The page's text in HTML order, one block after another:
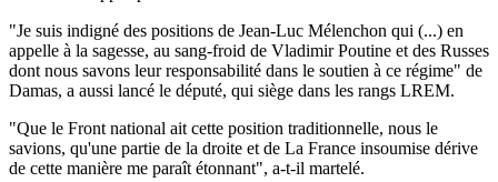
"Je suis indigné des positions de Jean-Luc Mélenchon qui (...) en
appelle à la sagesse, au sang-froid de Vladimir Poutine et des Russes
dont nous savons leur responsabilité dans le soutien à ce régime" de
Damas, a aussi lancé le député, qui siège dans les rangs LREM.
"Que le Front national ait cette position traditionnelle, nous le
savions, qu'une partie de la droite et de La France insoumise dérive
de cette manière me paraît étonnant", a-t-il martelé.